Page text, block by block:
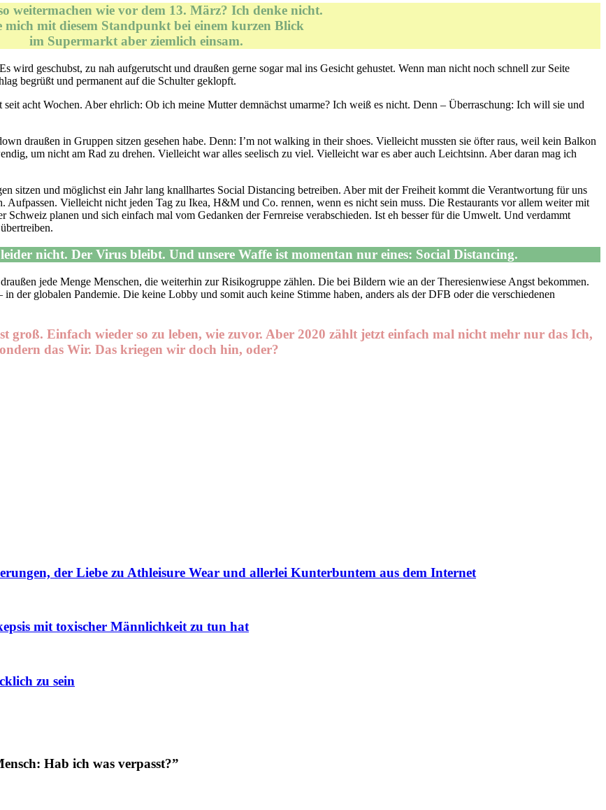
weitermachen wie vor dem 13. März? Ich denke nicht.
mich mit diesem Standpunkt bei einem kurzen Blick
im Supermarkt aber ziemlich einsam.
wird geschubst, zu nah aufgerutscht und draußen gerne sogar mal ins Gesicht gehustet. Wenn man nicht noch schnell zur Seite
begrüßt und permanent auf die Schulter geklopft.
acht Wochen. Aber ehrlich: Ob ich meine Mutter demnächst umarme? Ich weiß es nicht. Denn – Überraschung: Ich will sie und
draußen in Gruppen sitzen gesehen habe. Denn: I’m not walking in their shoes. Vielleicht mussten sie öfter raus, weil kein Balkon
um nicht am Rad zu drehen. Vielleicht war alles seelisch zu viel. Vielleicht war es aber auch Leichtsinn. Aber daran mag ich
sitzen und möglichst ein Jahr lang knallhartes Social Distancing betreiben. Aber mit der Freiheit kommt die Verantwortung für uns
Vielleicht nicht jeden Tag zu Ikea, H&M und Co. rennen, wenn es nicht sein muss. Die Restaurants vor allem weiter mit
planen und sich einfach mal vom Gedanken der Fernreise verabschieden. Ist eh besser für die Umwelt. Und verdammt
nicht. Der Virus bleibt. Und unsere Waffe ist momentan nur eines: Social Distancing.
jede Menge Menschen, die weiterhin zur Risikogruppe zählen. Die bei Bildern wie an der Theresienwiese Angst bekommen.
der globalen Pandemie. Die keine Lobby und somit auch keine Stimme haben, anders als der DFB oder die verschiedenen
groß. Einfach wieder so zu leben, wie zuvor. Aber 2020 zählt jetzt einfach mal nicht mehr nur das Ich,
das Wir. Das kriegen wir doch hin, oder?
der Liebe zu Athleisure Wear und allerlei Kunterbuntem aus dem Internet
mit toxischer Männlichkeit zu tun hat
zu sein
Hab ich was verpasst?”